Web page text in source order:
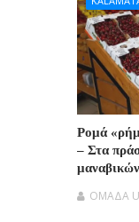
Ρομά
– Στα
μαναβικών
OMAΔΑ